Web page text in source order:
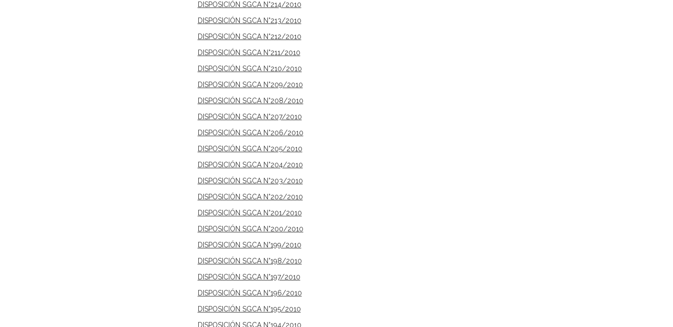
DISPOSICIÓN SGCA N°214/2010
DISPOSICIÓN SGCA N°213/2010
DISPOSICIÓN SGCA N°212/2010
DISPOSICIÓN SGCA N°211/2010
DISPOSICIÓN SGCA N°210/2010
DISPOSICIÓN SGCA N°209/2010
DISPOSICIÓN SGCA N°208/2010
DISPOSICIÓN SGCA N°207/2010
DISPOSICIÓN SGCA N°206/2010
DISPOSICIÓN SGCA N°205/2010
DISPOSICIÓN SGCA N°204/2010
DISPOSICIÓN SGCA N°203/2010
DISPOSICIÓN SGCA N°202/2010
DISPOSICIÓN SGCA N°201/2010
DISPOSICIÓN SGCA N°200/2010
DISPOSICIÓN SGCA N°199/2010
DISPOSICIÓN SGCA N°198/2010
DISPOSICIÓN SGCA N°197/2010
DISPOSICIÓN SGCA N°196/2010
DISPOSICIÓN SGCA N°195/2010
DISPOSICIÓN SGCA N°194/2010